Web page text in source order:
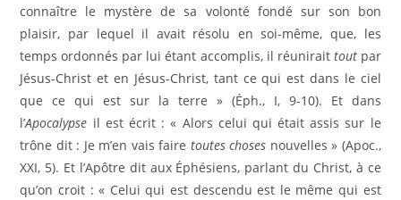
connaître le mystère de sa volonté fondé sur son bon
plaisir, par lequel il avait résolu en soi-même, que, les
temps ordonnés par lui étant accomplis, il réunirait tout par
Jésus-Christ et en Jésus-Christ, tant ce qui est dans le ciel
que ce qui est sur la terre » (Éph., I, 9-10). Et dans
l’Apocalypse il est écrit : « Alors celui qui était assis sur le
trône dit : Je m’en vais faire toutes choses nouvelles » (Apoc.,
XXI, 5). Et l’Apôtre dit aux Éphésiens, parlant du Christ, à ce
qu’on croit : « Celui qui est descendu est le même qui est